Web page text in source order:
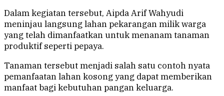
Dalam kegiatan tersebut, Aipda Arif Wahyudi
meninjau langsung lahan pekarangan milik warga
yang telah dimanfaatkan untuk menanam tanaman
produktif seperti pepaya.
Tanaman tersebut menjadi salah satu contoh nyata
pemanfaatan lahan kosong yang dapat memberikan
manfaat bagi kebutuhan pangan keluarga.